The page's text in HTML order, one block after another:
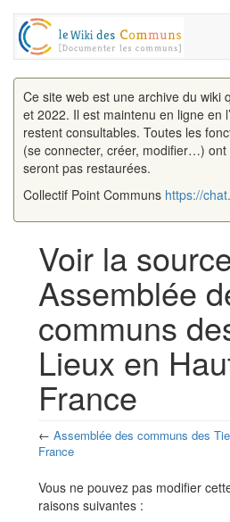
Ce site web est une archive du wiki
et 2022. Il est maintenu en ligne en
restent consultables. Toutes les
(se connecter, créer, modifier…)
seront pas restaurées.
Collectif Point Communs https://
Voir la
Assemblée
communs
Lieux en
France
← Assemblée des communs des
France
Vous ne pouvez pas modifier
raisons suivantes :